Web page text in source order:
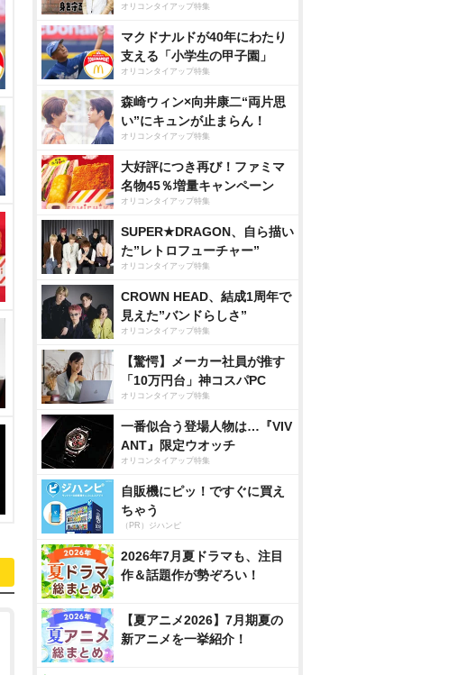
オリコンタイアップ特集
マクドナルドが40年にわたり
支える「小学生の甲子園」
オリコンタイアップ特集
森崎ウィン×向井康二“両片思
い”にキュンが止まらん！
オリコンタイアップ特集
大好評につき再び！ファミマ
名物45％増量キャンペーン
オリコンタイアップ特集
SUPER★DRAGON、自ら描い
た”レトロフューチャー”
オリコンタイアップ特集
CROWN HEAD、結成1周年で
見えた”バンドらしさ”
オリコンタイアップ特集
【驚愕】メーカー社員が推す
「10万円台」神コスパPC
オリコンタイアップ特集
一番似合う登場人物は…『VIV
ANT』限定ウオッチ
オリコンタイアップ特集
自販機にピッ！ですぐに買え
ちゃう
（PR）ジハンピ
2026年7月夏ドラマも、注目
作＆話題作が勢ぞろい！
【夏アニメ2026】7月期夏の
新アニメを一挙紹介！